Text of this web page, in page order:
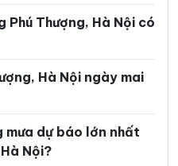
Phường Yên Sở
Xã Cổ Đô
Xã Đại Thanh
Thượng, Hà Nội có
Hà Nội ngày mai
dự báo lớn nhất
Nội?